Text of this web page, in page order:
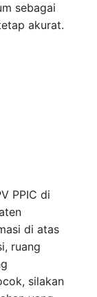
sebagai
akurat.
PPIC di
di atas
ruang
silakan